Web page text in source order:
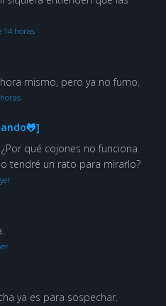
14 horas
mismo, pero ya no fumo.
qué cojones no funciona
tendré un rato para mirarlo?
ya es para sospechar.